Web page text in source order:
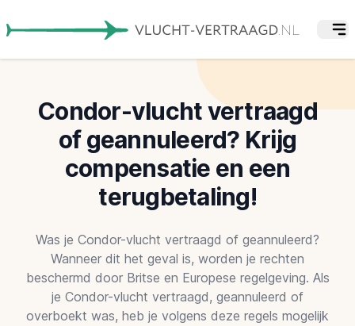
Condor-vlucht vertraagd
of geannuleerd? Krijg
compensatie en een
terugbetaling!
Was je Condor-vlucht vertraagd of geannuleerd?
Wanneer dit het geval is, worden je rechten
beschermd door Britse en Europese regelgeving. Als
je Condor-vlucht vertraagd, geannuleerd of
overboekt was, heb je volgens deze regels mogelijk